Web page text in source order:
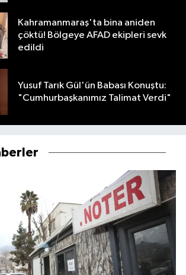
Kahramanmaraş'ta bina aniden
çöktü! Bölgeye AFAD ekipleri sevk
edildi
Yusuf Tarık Gül'ün Babası Konuştu:
"Cumhurbaşkanımız Talimat Verdi"